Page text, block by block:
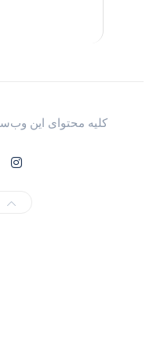
کلیه محتوای این